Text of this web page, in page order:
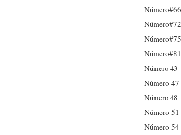
Número#66
Número#72
Número#75
Número#81
Número 43
Número 47
Número 48
Número 51
Número 54